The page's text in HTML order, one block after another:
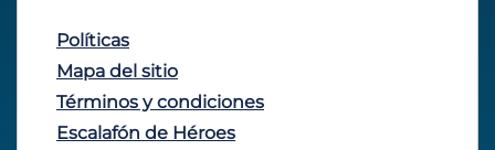
Políticas
Mapa del sitio
Términos y condiciones
Escalafón de Héroes